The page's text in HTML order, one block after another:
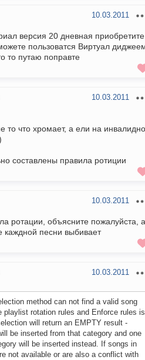
10.03.2011
версия 20 дневная приобретите
пользоватся Виртуал
то путаю поправте
10.03.2011
то что хромает, а ели на
составлены правила ротиции
10.03.2011
ротации, объясните пожалуйста, а
каждной песни выбивает
10.03.2011
method can not find a valid song
playlist rotation rules and Enforce rules is
will return an EMPTY result -
be inserted from that category and one
will be inserted instead. If songs in
not available or are also a conflict with